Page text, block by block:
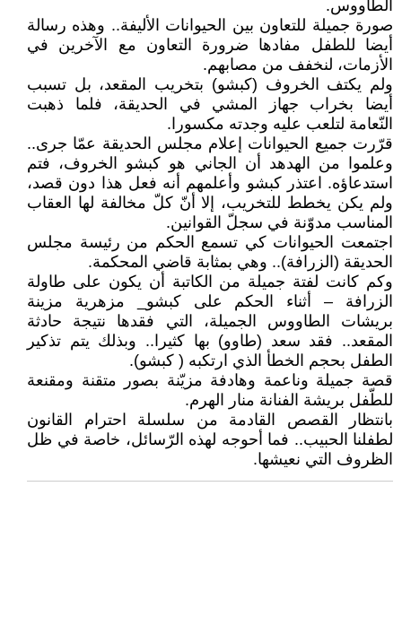
الطّاووس.
صورة جميلة للتعاون بين الحيوانات الأليفة.. وهذه رسالة
أيضا للطفل مفادها ضرورة التعاون مع الآخرين في
الأزمات، لنخفف من مصابهم.
ولم يكتف الخروف (كبشو) بتخريب المقعد، بل تسبب
أيضا بخراب جهاز المشي في الحديقة، فلما ذهبت
النّعامة لتلعب عليه وجدته مكسورا.
قرّرت جميع الحيوانات إعلام مجلس الحديقة عمّا جرى..
وعلموا من الهدهد أن الجاني هو كبشو الخروف، فتم
استدعاؤه. اعتذر كبشو وأعلمهم أنه فعل هذا دون قصد،
ولم يكن يخطط للتخريب، إلا أنّ كلّ مخالفة لها العقاب
المناسب مدوّنة في سجلّ القوانين.
اجتمعت الحيوانات كي تسمع الحكم من رئيسة مجلس
الحديقة (الزرافة).. وهي بمثابة قاضي المحكمة.
وكم كانت لفتة جميلة من الكاتبة أن يكون على طاولة
الزرافة – أثناء الحكم على كبشو_ مزهرية مزينة
بريشات الطاووس الجميلة، التي فقدها نتيجة حادثة
المقعد.. فقد سعد (طاوو) بها كثيرا.. وبذلك يتم تذكير
الطفل بحجم الخطأ الذي ارتكبه ( كبشو).
قصة جميلة وناعمة وهادفة مزيّنة بصور متقنة ومقنعة
للطّفل بريشة الفنانة منار الهرم.
بانتظار القصص القادمة من سلسلة احترام القانون
لطفلنا الحبيب.. فما أحوجه لهذه الرّسائل، خاصة في ظل
الظروف التي نعيشها.